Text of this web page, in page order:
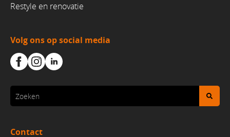
Restyle en renovatie
Volg ons op social media
Contact